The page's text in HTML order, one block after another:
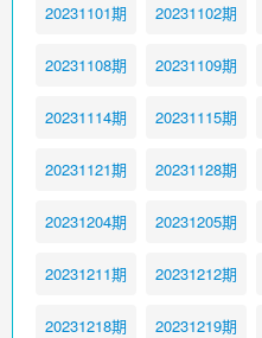
20231101期 20231102期
20231108期 20231109期
20231114期 20231115期
20231121期 20231128期
20231204期 20231205期
20231211期 20231212期
20231218期 20231219期